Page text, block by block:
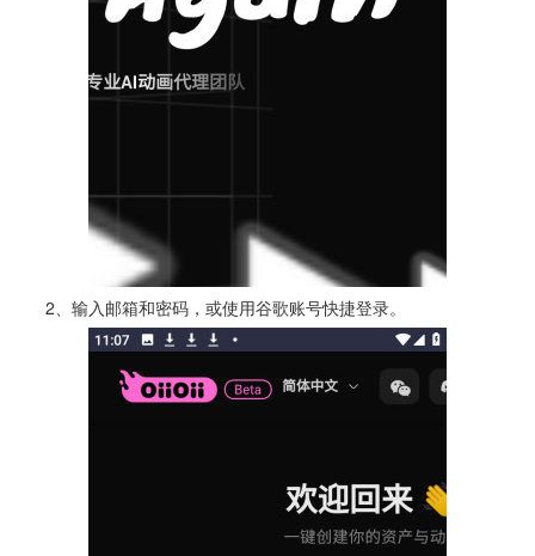
2、输入邮箱和密码，或使用谷歌账号快捷登录。